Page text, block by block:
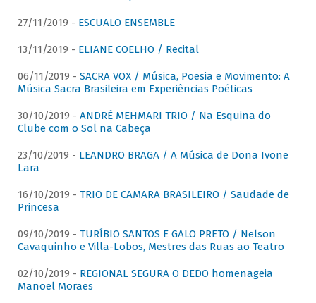
27/11/2019 - ESCUALO ENSEMBLE
13/11/2019 - ELIANE COELHO / Recital
06/11/2019 - SACRA VOX / Música, Poesia e Movimento: A
Música Sacra Brasileira em Experiências Poéticas
30/10/2019 - ANDRÉ MEHMARI TRIO / Na Esquina do
Clube com o Sol na Cabeça
23/10/2019 - LEANDRO BRAGA / A Música de Dona Ivone
Lara
16/10/2019 - TRIO DE CAMARA BRASILEIRO / Saudade de
Princesa
09/10/2019 - TURÍBIO SANTOS E GALO PRETO / Nelson
Cavaquinho e Villa-Lobos, Mestres das Ruas ao Teatro
02/10/2019 - REGIONAL SEGURA O DEDO homenageia
Manoel Moraes